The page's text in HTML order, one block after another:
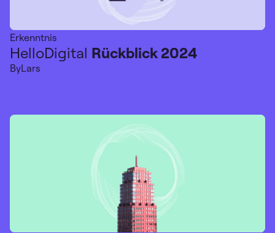
Erkenntnis
HelloDigital Rückblick 2024
ByLars